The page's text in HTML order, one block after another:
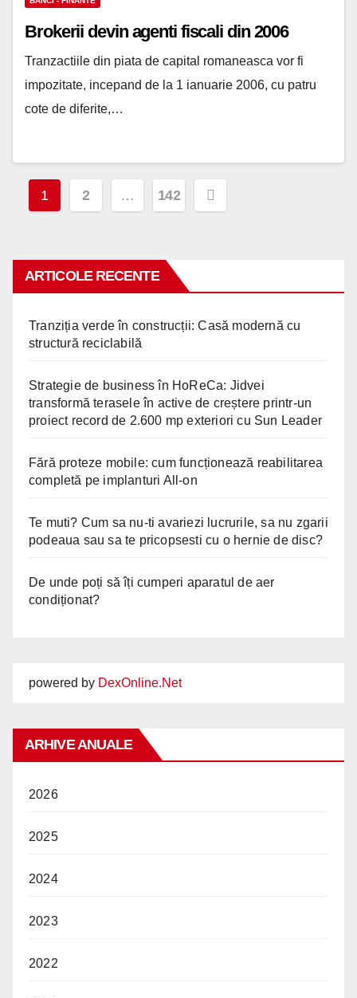
Brokerii devin agenti fiscali din 2006
Tranzactiile din piata de capital romaneasca vor fi
impozitate, incepand de la 1 ianuarie 2006, cu patru
cote de diferite,…
Paginație
1 2 … 142
ARTICOLE RECENTE
Tranziția verde în construcții: Casă modernă cu
structură reciclabilă
Strategie de business în HoReCa: Jidvei
transformă terasele în active de creștere printr-un
proiect record de 2.600 mp exteriori cu Sun Leader
Fără proteze mobile: cum funcționează reabilitarea
completă pe implanturi All-on
Te muti? Cum sa nu-ti avariezi lucrurile, sa nu zgarii
podeaua sau sa te pricopsesti cu o hernie de disc?
De unde poți să îți cumperi aparatul de aer
condiționat?
powered by DexOnline.Net
ARHIVE ANUALE
2026
2025
2024
2023
2022